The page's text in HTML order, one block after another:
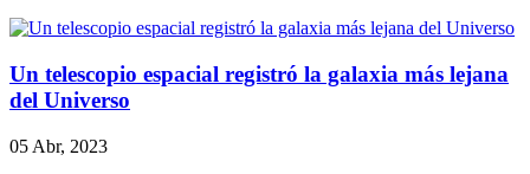
Un telescopio espacial registró la galaxia más lejana
del Universo
05 Abr, 2023